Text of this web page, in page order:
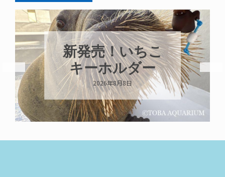
新発売！いちこ
キーホルダー
2026年8月8日